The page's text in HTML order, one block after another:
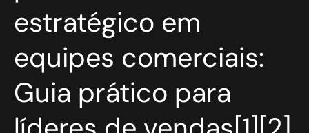
estratégico em
equipes comerciais:
Guia prático para
comerciais:
Guia
prático
para
líderes
vendas[1]
[5]